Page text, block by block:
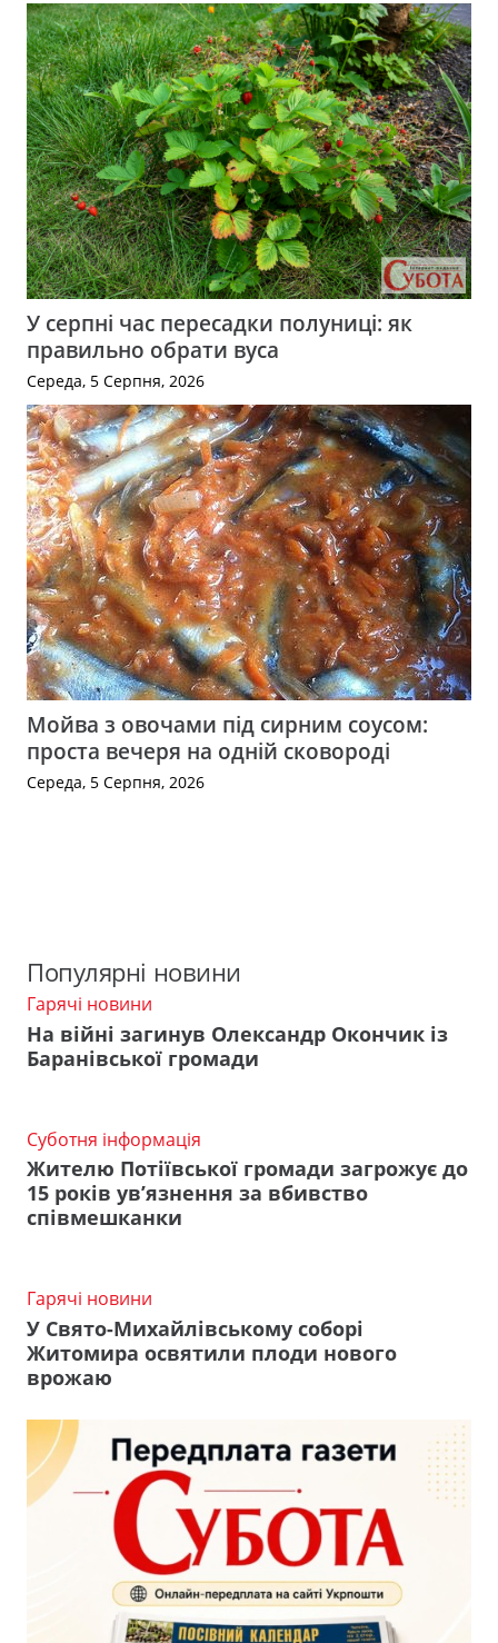
У серпні час пересадки полуниці: як
правильно обрати вуса
Середа, 5 Серпня, 2026
Мойва з овочами під сирним соусом:
проста вечеря на одній сковороді
Середа, 5 Серпня, 2026
Популярні новини
Гарячі новини
На війні загинув Олександр Окончик із
Баранівської громади
Суботня інформація
Жителю Потіївської громади загрожує до
15 років ув’язнення за вбивство
співмешканки
Гарячі новини
У Свято-Михайлівському соборі
Житомира освятили плоди нового
врожаю